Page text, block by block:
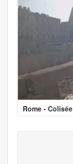
Rome - Colisée